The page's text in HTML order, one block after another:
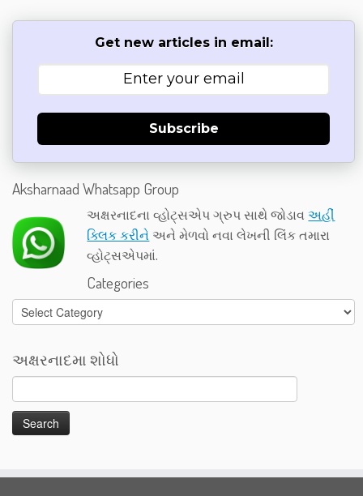
Get new articles in email:
Subscribe
Aksharnaad Whatsapp Group
અક્ષરનાદના વ્હોટ્સએપ ગ્રુપ સાથે જોડાવઅહીં
ક્લિક કરીને અને મેળવો નવા લેખની લિંક તમારા
વ્હોટ્સએપમાં.
Categories
Categories
અક્ષરનાદમા શોધો